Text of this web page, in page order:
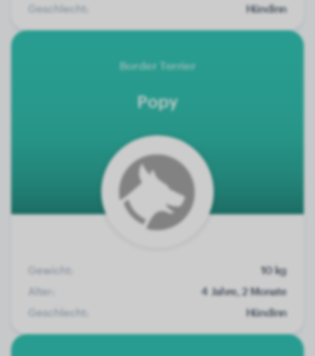
Geschlecht:
Hündinn
Border Terrier
Popy
Gewicht:
10 kg
Alter:
4 Jahre, 2 Monate
Geschlecht:
Hündinn